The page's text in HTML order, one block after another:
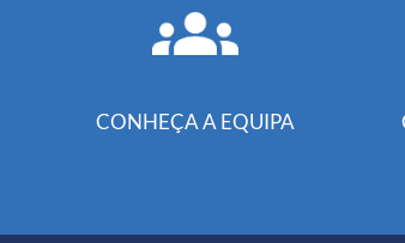
CONHEÇA A EQUIPA